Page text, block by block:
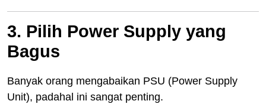
3. Pilih Power Supply yang
Bagus
Banyak orang mengabaikan PSU (Power Supply
Unit), padahal ini sangat penting.